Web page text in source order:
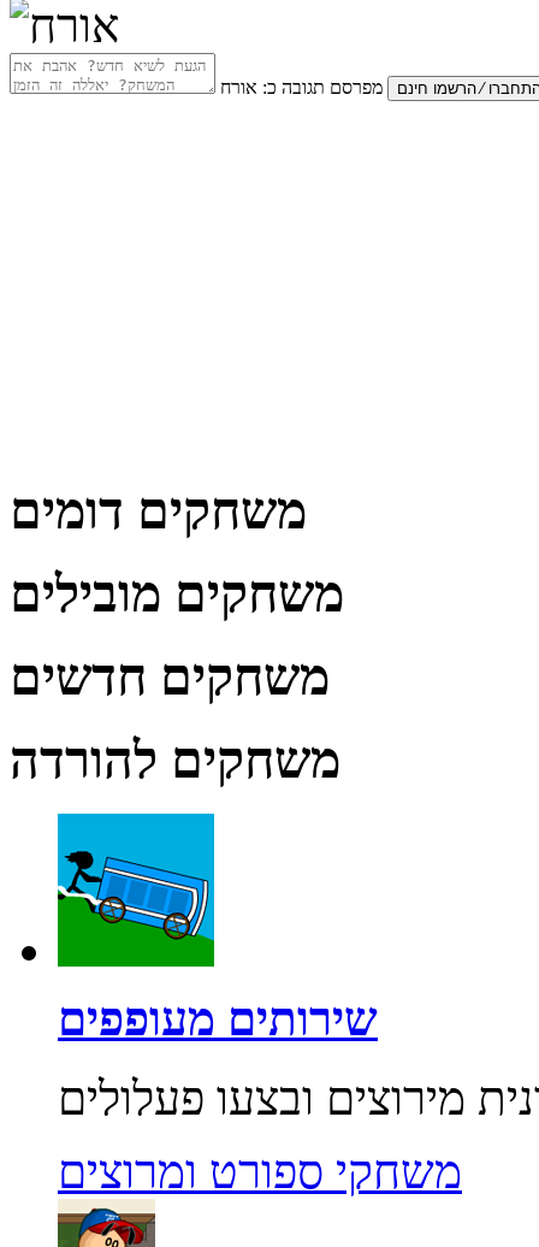
מפרסם תגובה כ: אורח
משחקים דומים
משחקים מובילים
משחקים חדשים
משחקים להורדה
שירותים מעופפים
משחקי ספורט ומרוצים